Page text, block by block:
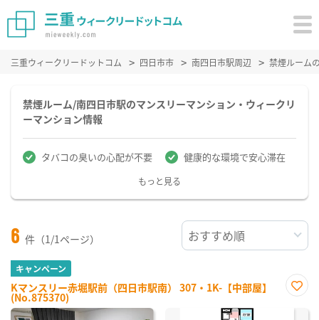
三重ウィークリードットコム 四日市市 南四日市駅周辺 禁煙ルーム
禁煙ルーム/南四日市駅のマンスリーマンション・ウィークリ
ーマンション情報
タバコの臭いの心配が不要 健康的な環境で安心滞在
もっと見る
6 件（1/1ページ）
キャンペーン
Kマンスリー赤堀駅前（四日市駅南） 307・1K-【中部屋】
(No.875370)
に入